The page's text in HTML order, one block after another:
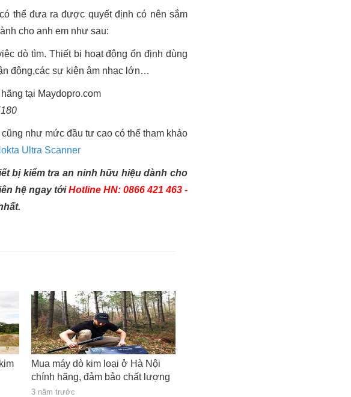
thể đưa ra được quyết định có nên sắm
cho anh em như sau:
dò tìm. Thiết bị hoạt động ổn định dùng
động,các sự kiện âm nhạc lớn…
như mức đầu tư cao có thể tham khảo
Ultra Scanner
bị kiểm tra an ninh hữu hiệu dành cho
hệ ngay tớiHotline HN: 0866 421 463 -
Mua máy dò kim loại ở Hà Nội
chính hãng, đảm bảo chất lượng
3 năm trước